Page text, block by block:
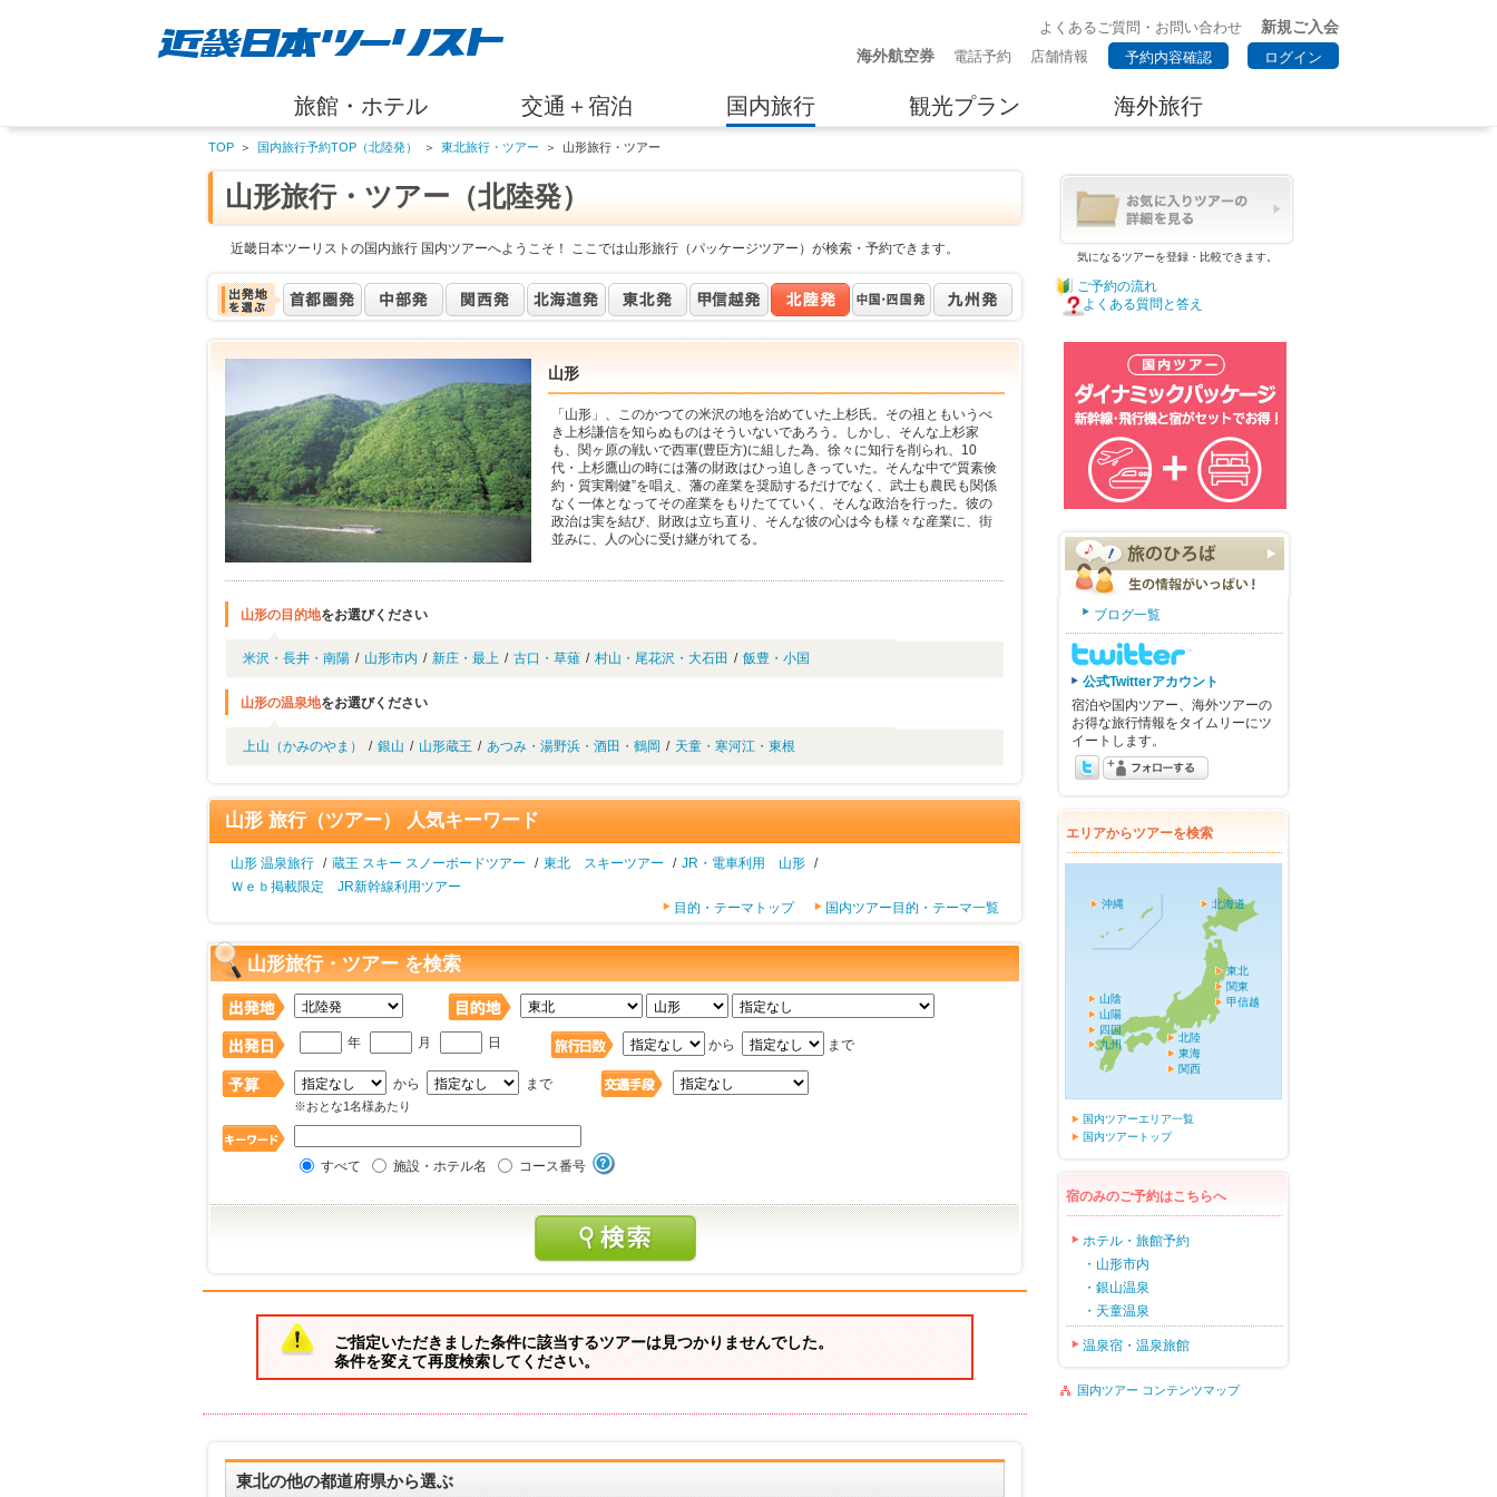
よくあるご質問・お問い合わせ
新規ご入会
海外航空券
電話予約 店舗情報 予約内容確認 ログイン
旅館・ホテル 交通＋宿泊 国内旅行 観光プラン 海外旅行
TOP ＞ 国内旅行予約TOP（北陸発） ＞ 東北旅行・ツアー ＞ 山形旅行・ツアー
山形旅行・ツアー（北陸発）
近畿日本ツーリストの国内旅行 国内ツアーへようこそ！ ここでは山形旅行（パッケージツアー）が検索・予約できます。
山形
「山形」、このかつての米沢の地を治めていた上杉氏。その祖ともいうべ
き上杉謙信を知らぬものはそういないであろう。しかし、そんな上杉家
も、関ヶ原の戦いで西軍(豊臣方)に組した為、徐々に知行を削られ、10
代・上杉鷹山の時には藩の財政はひっ迫しきっていた。そんな中で“質素倹
約・質実剛健”を唱え、藩の産業を奨励するだけでなく、武士も農民も関係
なく一体となってその産業をもりたてていく、そんな政治を行った。彼の
政治は実を結び、財政は立ち直り、そんな彼の心は今も様々な産業に、街
並みに、人の心に受け継がれてる。
山形の目的地をお選びください
米沢・長井・南陽 / 山形市内 / 新庄・最上 / 古口・草薙 / 村山・尾花沢・大石田 / 飯豊・小国
山形の温泉地をお選びください
上山（かみのやま） / 銀山 / 山形蔵王 / あつみ・湯野浜・酒田・鶴岡 / 天童・寒河江・東根
山形 旅行（ツアー） 人気キーワード
山形 温泉旅行 / 蔵王 スキー スノーボードツアー / 東北 スキーツアー / JR・電車利用 山形 /
Ｗｅｂ掲載限定 JR新幹線利用ツアー
目的・テーマトップ
国内ツアー目的・テーマ一覧
山形旅行・ツアー を検索
年 月 日 から まで
から まで
※おとな1名様あたり
すべて 施設・ホテル名 コース番号
ご指定いただきました条件に該当するツアーは見つかりませんでした。
条件を変えて再度検索してください。
東北の他の都道府県から選ぶ
気になるツアーを登録・比較できます。
ご予約の流れ
よくある質問と答え
ブログ一覧
公式Twitterアカウント
宿泊や国内ツアー、海外ツアーの
お得な旅行情報をタイムリーにツ
イートします。
エリアからツアーを検索
北海道
東北
関東
甲信越
北陸
東海
関西
山陰
山陽
四国
九州
沖縄
国内ツアーエリア一覧
国内ツアートップ
宿のみのご予約はこちらへ
ホテル・旅館予約
・山形市内
・銀山温泉
・天童温泉
温泉宿・温泉旅館
国内ツアー コンテンツマップ